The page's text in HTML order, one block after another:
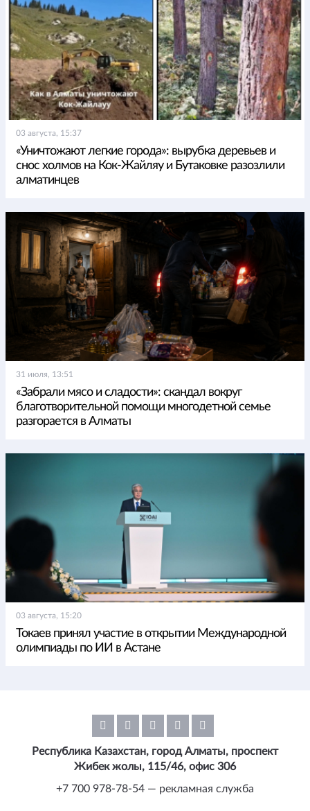
03 августа, 15:37
«Уничтожают легкие города»: вырубка деревьев и
снос холмов на Кок-Жайляу и Бутаковке разозлили
алматинцев
31 июля, 13:51
«Забрали мясо и сладости»: скандал вокруг
благотворительной помощи многодетной семье
разгорается в Алматы
03 августа, 15:20
Токаев принял участие в открытии Международной
олимпиады по ИИ в Астане
Республика Казахстан, город Алматы, проспект
Жибек жолы, 115/46, офис 306
+7 700 978-78-54 — рекламная служба